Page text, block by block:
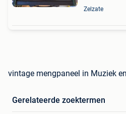
Zelzate
vintage mengpaneel in Muziek
Gerelateerde zoektermen